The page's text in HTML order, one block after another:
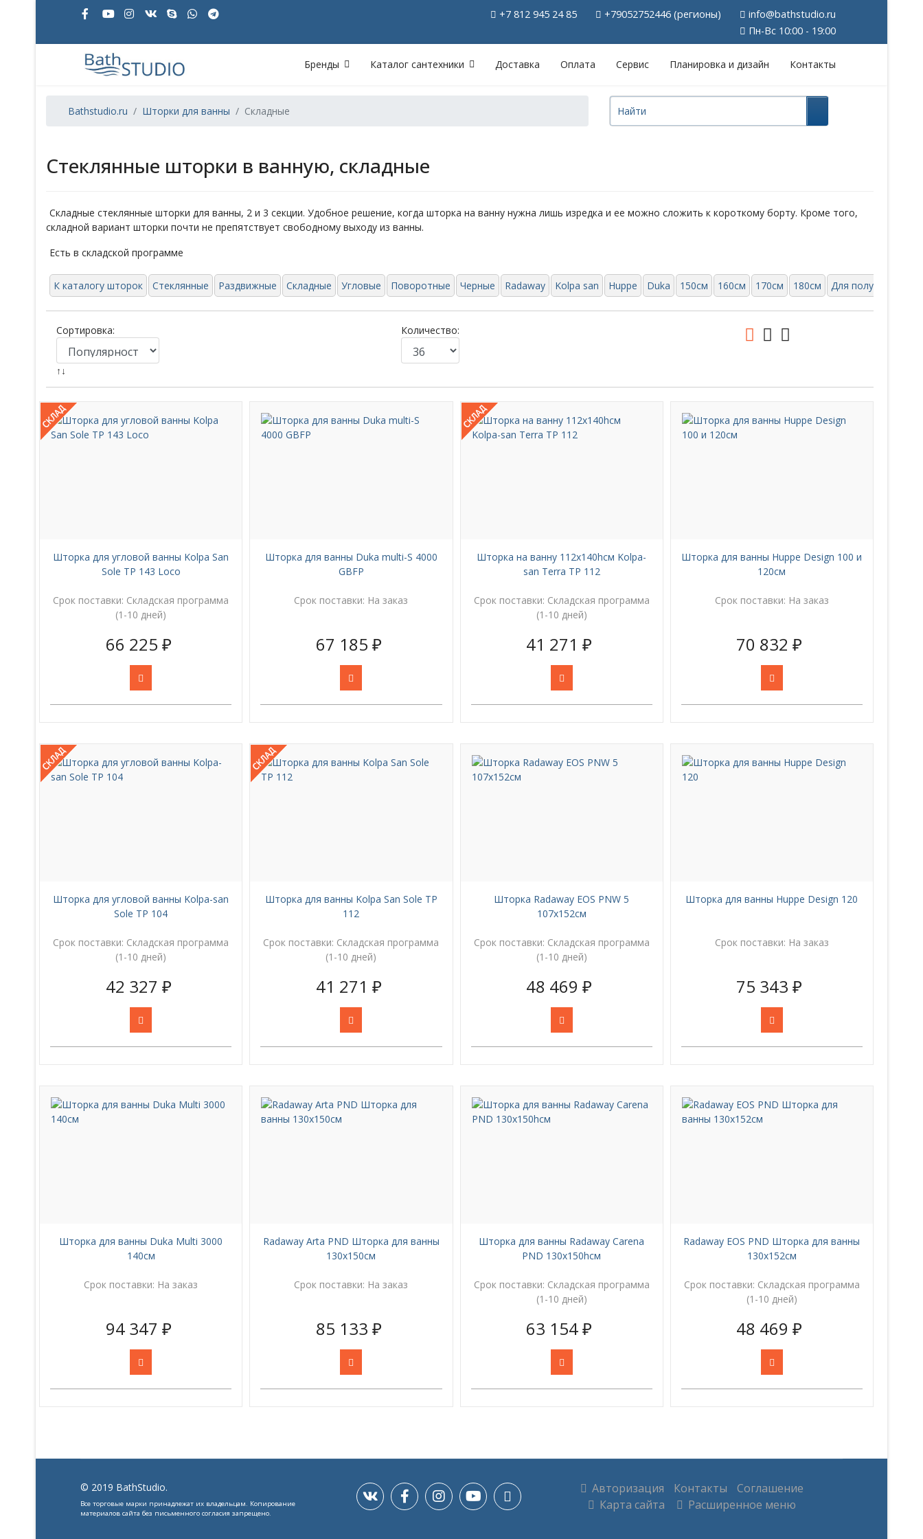
+7 812 945 24 85 +79052752446 (регионы)
info@bathstudio.ru
Пн-Вс 10:00 - 19:00
Бренды Каталог сантехники Доставка Оплата Сервис Планировка и дизайн Контакты
Bathstudio.ru Шторки для ванны Складные
Стеклянные шторки в ванную, складные
Складные стеклянные шторки для ванны, 2 и 3 секции. Удобное решение, когда шторка на ванну нужна лишь изредка и ее можно сложить к короткому борту. Кроме того,
складной вариант шторки почти не препятствует свободному выходу из ванны.
Есть в складской программе
К каталогу шторок Стеклянные Раздвижные Складные Угловые Поворотные Черные Radaway Kolpa san Huppe Duka 150см 160см 170см 180см Для полукруглой
Сортировка:
↑↓
Количество:
Шторка для угловой ванны Kolpa San
Sole TP 143 Loco
Срок поставки: Складская программа
(1-10 дней)
66 225 ₽
Шторка для ванны Duka multi-S 4000
GBFP
Срок поставки: На заказ
67 185 ₽
Шторка на ванну 112х140hсм Kolpa-
san Terra TP 112
Срок поставки: Складская программа
(1-10 дней)
41 271 ₽
Шторка для ванны Huppe Design 100 и
120см
Срок поставки: На заказ
70 832 ₽
Шторка для угловой ванны Kolpa-san
Sole TP 104
Срок поставки: Складская программа
(1-10 дней)
42 327 ₽
Шторка для ванны Kolpa San Sole TP
112
Срок поставки: Складская программа
(1-10 дней)
41 271 ₽
Шторка Radaway EOS PNW 5
107х152см
Срок поставки: Складская программа
(1-10 дней)
48 469 ₽
Шторка для ванны Huppe Design 120
Срок поставки: На заказ
75 343 ₽
Шторка для ванны Duka Multi 3000
140см
Срок поставки: На заказ
94 347 ₽
Radaway Arta PND Шторка для ванны
130х150см
Срок поставки: На заказ
85 133 ₽
Шторка для ванны Radaway Carena
PND 130x150hсм
Срок поставки: Складская программа
(1-10 дней)
63 154 ₽
Radaway EOS PND Шторка для ванны
130х152см
Срок поставки: Складская программа
(1-10 дней)
48 469 ₽
Jshopping
Товары к сравнению
© 2019 BathStudio.
Все торговые марки принадлежат их владельцам. Копирование
материалов сайта без письменного согласия запрещено.
Авторизация Контакты
Соглашение
Карта сайта
Расширенное меню